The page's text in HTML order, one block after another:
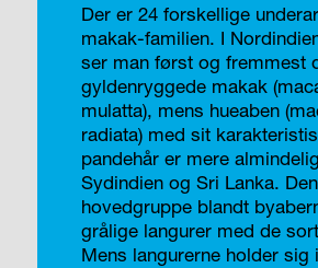
Der er 24 forskellige
makak-familien. I
ser man først og fremmest
gyldenryggede makak
mulatta), mens hueaben
radiata) med sit
pandehår er mere
Sydindien og Sri Lanka.
hovedgruppe blandt
grålige langurer med de
Mens langurerne holder sig